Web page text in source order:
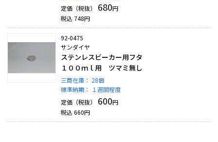
定価（税抜）
680円
税込 748円
92-0475
サンダイヤ
ステンレスビーカー用フタ
１００ｍｌ用 ツマミ無し
三商在庫： 28個
標準納期：
１週間程度
定価（税抜）
600円
税込 660円